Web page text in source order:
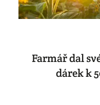
Farmář dal
dárek k